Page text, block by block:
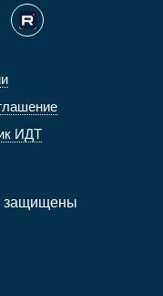
ИДТ
защищены